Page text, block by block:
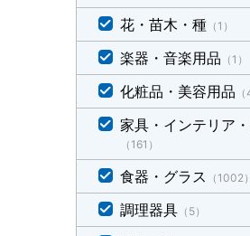
花・苗木・種 （1）
楽器・音楽用品 （1）
化粧品・美容用品
家具・インテリア
（161）
食器・グラス （1002）
調理器具 （5）